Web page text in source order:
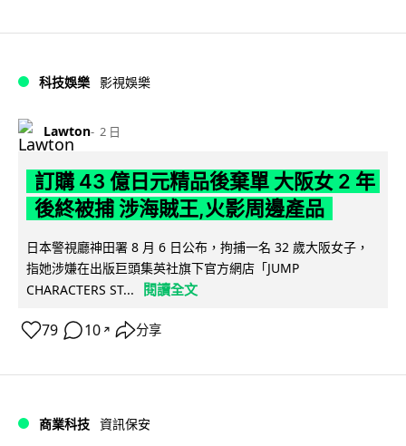
科技娛樂 影視娛樂
Lawton 2 日
訂購 43 億日元精品後棄單 大阪女 2 年
後終被捕 涉海賊王,火影周邊產品
日本警視廳神田署 8 月 6 日公布，拘捕一名 32 歲大阪女子，
指她涉嫌在出版巨頭集英社旗下官方網店「JUMP
CHARACTERS ST...
閱讀全文
79 10 ↗ 分享
商業科技 資訊保安